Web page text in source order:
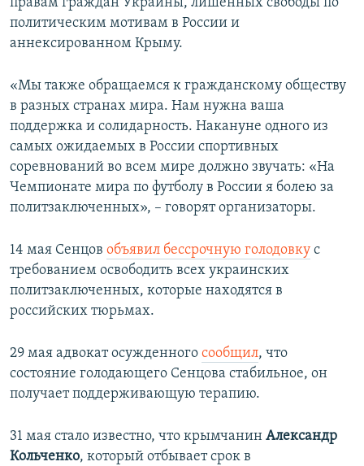
политическим мотивам в России и
аннексированном Крыму.
«Мы также обращаемся к гражданскому обществу
в разных странах мира. Нам нужна ваша
поддержка и солидарность. Накануне одного из
самых ожидаемых в России спортивных
соревнований во всем мире должно звучать: «На
Чемпионате мира по футболу в России я болею за
политзаключенных», – говорят организаторы.
14 мая Сенцов объявил бессрочную голодовку с
требованием освободить всех украинских
политзаключенных, которые находятся в
российских тюрьмах.
29 мая адвокат осужденного сообщил, что
состояние ​голодающего Сенцова стабильное, он
получает поддерживающую терапию.
31 мая стало известно, что крымчанин Александр
Кольченко, который отбывает срок в